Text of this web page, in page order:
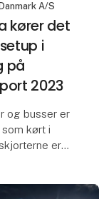
A/S
kører det
i
på
2023
og busser er
kørt i
er
blive vist frem